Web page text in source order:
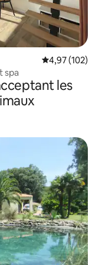
Évaluation
4,97 (102)
spa
les